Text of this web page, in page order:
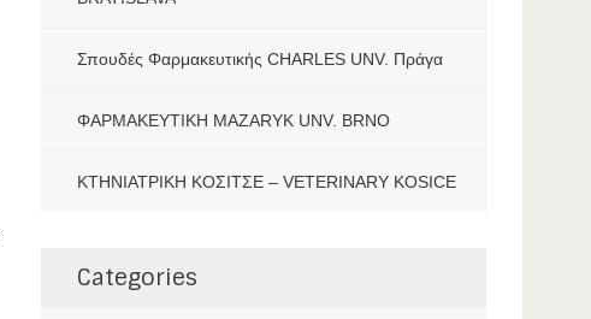
Σπουδές Φαρμακευτικής CHARLES UNV. Πράγα
ΦΑΡΜΑΚΕΥΤΙΚΗ MAZARYK UNV. BRNO
ΚΤΗΝΙΑΤΡΙΚΗ ΚΟΣΙΤΣΕ – VETERINARY KOSICE
Categories